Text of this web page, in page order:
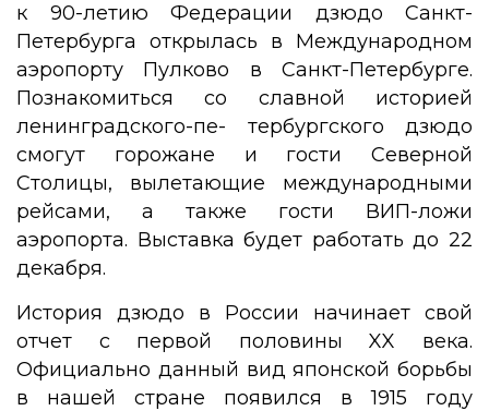
к 90-летию Федерации дзюдо Санкт-
Петербурга открылась в Международном
аэропорту Пулково в Санкт-Петербурге.
Познакомиться со славной историей
ленинградского-пе- тербургского дзюдо
смогут горожане и гости Северной
Столицы, вылетающие международными
рейсами, а также гости ВИП-ложи
аэропорта. Выставка будет работать до 22
декабря.
История дзюдо в России начинает свой
отчет с первой половины XX века.
Официально данный вид японской борьбы
в нашей стране появился в 1915 году